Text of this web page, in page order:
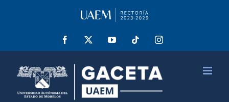
Facebook YouTube Tiktok Instagram